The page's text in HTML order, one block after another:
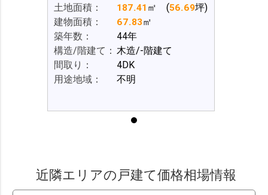
土地面積：
187.41 ㎡ (56.69坪)
建物面積：
67.83㎡
築年数：
44年
構造/階建て： 木造/-階建て
間取り：
4DK
用途地域：
不明
近隣エリアの戸建て価格相場情報